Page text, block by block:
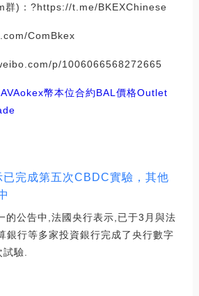
群)：?https://t.me/BKEXChinese
ComBkex
p/1006066568272665
AVAokex幣本位合約BAL價格Outlet
完成第五次CBDC實驗，其他
的公告中,法國央行表示,已于3月與法
銀行等多家投資銀行完成了央行數字
驗.